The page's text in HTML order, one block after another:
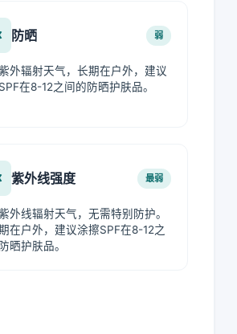
防晒 弱
外辐射天气，长期在户外，建议
在8-12之间的防晒护肤品。
紫外线强度 最弱
外线辐射天气，无需特别防护。
在户外，建议涂擦SPF在8-12之
晒护肤品。